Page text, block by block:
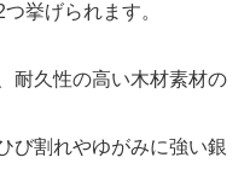
挙げられます。
耐久性の高い木材素材の
び割れやゆがみに強い銀